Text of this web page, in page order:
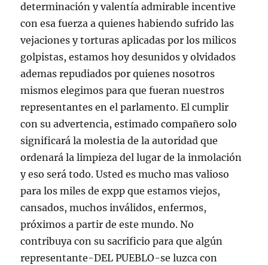
determinación y valentía admirable incentive
con esa fuerza a quienes habiendo sufrido las
vejaciones y torturas aplicadas por los milicos
golpistas, estamos hoy desunidos y olvidados
ademas repudiados por quienes nosotros
mismos elegimos para que fueran nuestros
representantes en el parlamento. El cumplir
con su advertencia, estimado compañero solo
significará la molestia de la autoridad que
ordenará la limpieza del lugar de la inmolación
y eso será todo. Usted es mucho mas valioso
para los miles de expp que estamos viejos,
cansados, muchos inválidos, enfermos,
próximos a partir de este mundo. No
contribuya con su sacrificio para que algún
representante-DEL PUEBLO-se luzca con